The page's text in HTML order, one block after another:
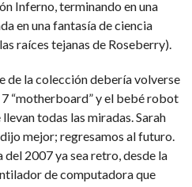
Inferno, terminando en una
en una fantasía de ciencia
raíces tejanas de Roseberry).
de la colección debería volverse
“motherboard” y el bebé robot
todas las miradas. Sarah
mejor; regresamos al futuro.
2007 ya sea retro, desde la
de computadora que